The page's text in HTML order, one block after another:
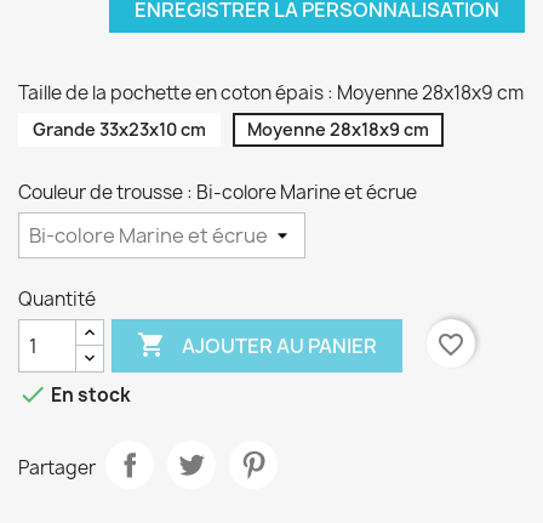
ENREGISTRER LA PERSONNALISATION
Taille de la pochette en coton épais : Moyenne 28x18x9 cm
Grande 33x23x10 cm Moyenne 28x18x9 cm
Couleur de trousse : Bi-colore Marine et écrue
Quantité
 AJOUTER AU PANIER
favorite_border
 En stock
Partager